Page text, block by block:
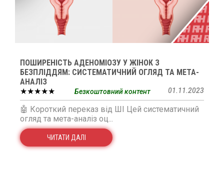
ПОШИРЕНІСТЬ АДЕНОМІОЗУ У ЖІНОК З
БЕЗПЛІДДЯМ: СИСТЕМАТИЧНИЙ ОГЛЯД ТА МЕТА-
АНАЛІЗ
★★★★★
01.11.2023
Безкоштовний контент
🤖 Короткий переказ від ШІ Цей систематичний
огляд та мета-аналіз оц...
ЧИТАТИ ДАЛІ